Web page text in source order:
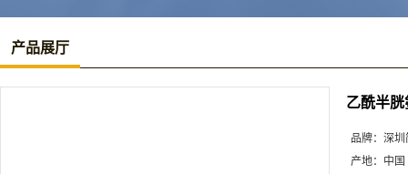
产品展厅
乙酰半
品牌： 深圳
产地： 中国